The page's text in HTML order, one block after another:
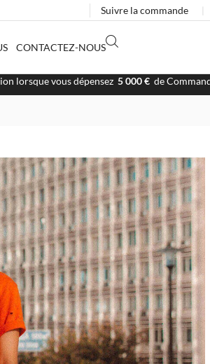
Suivre la commande
CONTACTEZ-NOUS
Livraison Rapide